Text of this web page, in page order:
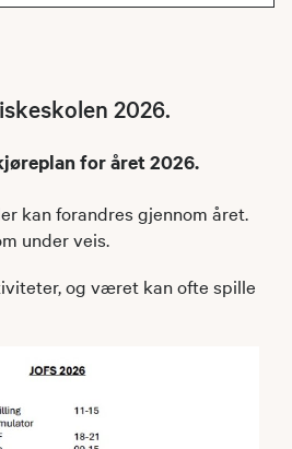
2026.
for året 2026.
kan forandres gjennom året.
under veis.
og været kan ofte spille